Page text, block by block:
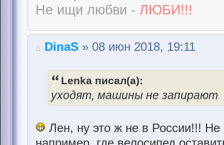
Не ищи любви - ЛЮБИ!!!
DinaS » 08 июн 2018, 19:11
Lenka писал(а):
уходят, машины не запирают
Лен, ну это ж не в России!!!